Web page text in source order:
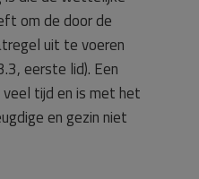
om de door de
uit te voeren
eerste lid). Een
tijd en is met het
en gezin niet